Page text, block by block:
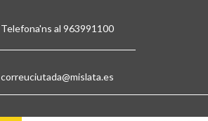
Telefona'ns al 963991100
correuciutada@mislata.es